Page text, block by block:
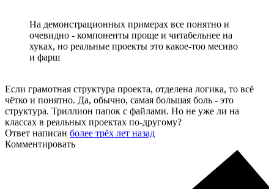
На демонстрационных примерах все понятно и
очевидно - компоненты проще и читабельнее на
хуках, но реальные проекты это какое-тоо месиво
и фарш
Если грамотная структура проекта, отделена логика, то всё
чётко и понятно. Да, обычно, самая большая боль - это
структура. Триллион папок с файлами. Но не уже ли на
классах в реальных проектах по-другому?
Ответ написан более трёх лет назад
Комментировать